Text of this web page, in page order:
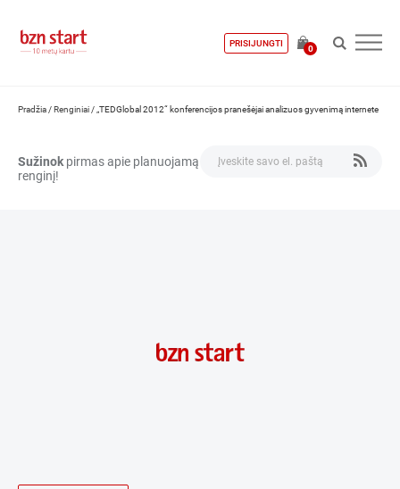
PRISIJUNGTI
0
Pradžia /Renginiai / „TEDGlobal 2012“ konferencijos pranešėjai analizuos gyvenimą internete
Sužinok pirmas apie planuojamą
renginį!